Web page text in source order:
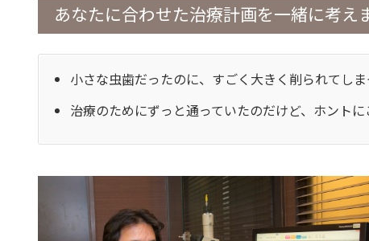
あなたに合わせた治療計画を一緒に考え
小さな虫歯だったのに、すごく大きく削られてしま
治療のためにずっと通っていたのだけど、ホント